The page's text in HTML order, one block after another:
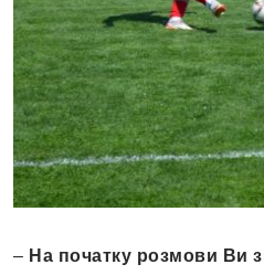
– На початку розмови Ви